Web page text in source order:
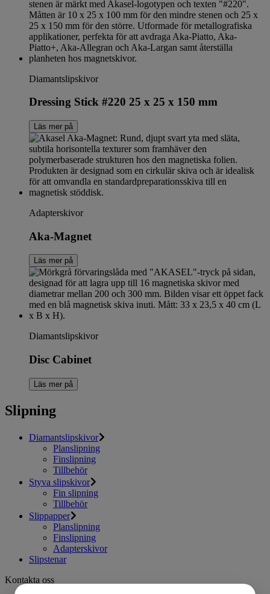
Diamantslipskivor
Dressing Stick #220 25 x 25 x 150 mm
Läs mer på
Adapterskivor
Aka-Magnet
Läs mer på
Diamantslipskivor
Disc Cabinet
Läs mer på
Slipning
Diamantslipskivor
Planslipning
Finslipning
Tillbehör
Styva slipskivor
Fin slipning
Tillbehör
Slippapper
Planslipning
Finslipning
Adapterskivor
Slipstenar
Kontakta oss